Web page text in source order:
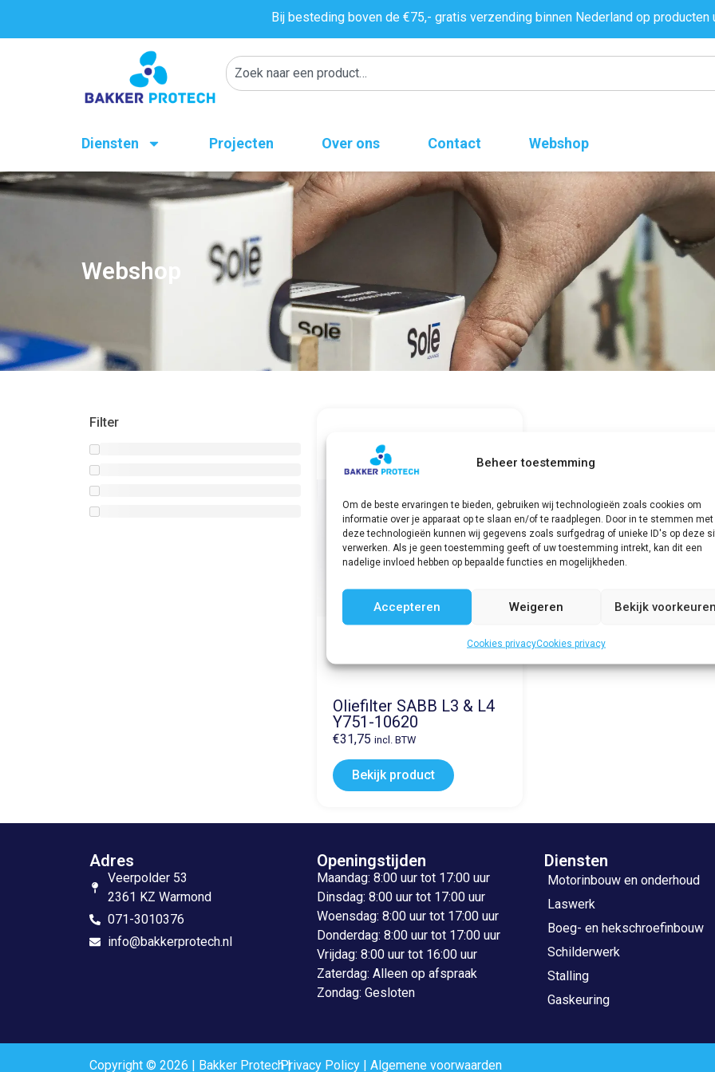
Beheer toestemming
Om de beste ervaringen te bieden, gebruiken wij technologieën zoals cookies om
informatie over je apparaat op te slaan en/of te raadplegen. Door in te stemmen met
deze technologieën kunnen wij gegevens zoals surfgedrag of unieke ID's op deze
verwerken. Als je geen toestemming geeft of uw toestemming intrekt, kan dit een
nadelige invloed hebben op bepaalde functies en mogelijkheden.
Accepteren Weigeren Bekijk
Cookies privacyCookies privacy
Bij besteding boven de €75,- gratis verzending binnen Nederland op
Diensten Projecten Over ons Contact Webshop
Webshop
Filter
Oliefilter SABB L3 & L4
Y751-10620
€31,75 incl. BTW
Bekijk product
Adres
Veerpolder 53
2361 KZ Warmond
071-3010376
info@bakkerprotech.nl
Openingstijden
Maandag: 8:00 uur tot 17:00 uur
Dinsdag: 8:00 uur tot 17:00 uur
Woensdag: 8:00 uur tot 17:00 uur
Donderdag: 8:00 uur tot 17:00 uur
Vrijdag: 8:00 uur tot 16:00 uur
Zaterdag: Alleen op afspraak
Zondag: Gesloten
Diensten
Motorinbouw en onderhoud
Laswerk
Boeg- en hekschroefinbouw
Schilderwerk
Stalling
Gaskeuring
Copyright © 2026 | Bakker Protech |Privacy Policy Algemene voorwaarden